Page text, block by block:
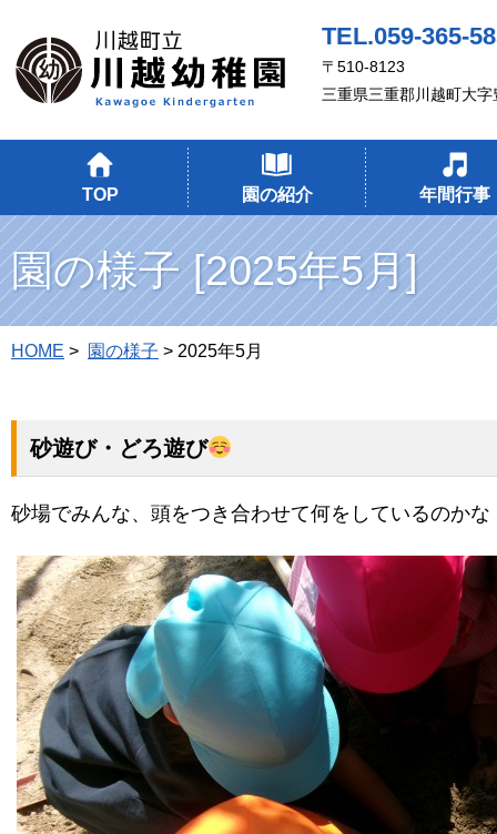
TEL.059-365-
〒510-8123
三重県三重郡川越町大
TOP 園の紹介 年間行事
園の様子 [2025年5月]
HOME > 園の様子 > 2025年5月
砂遊び・どろ遊び
砂場でみんな、頭をつき合わせて何をしているのかな